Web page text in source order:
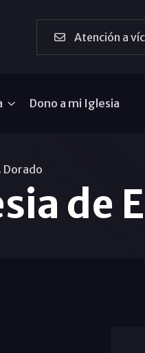
Atención a
Dono a mi Iglesia
Dorado
de